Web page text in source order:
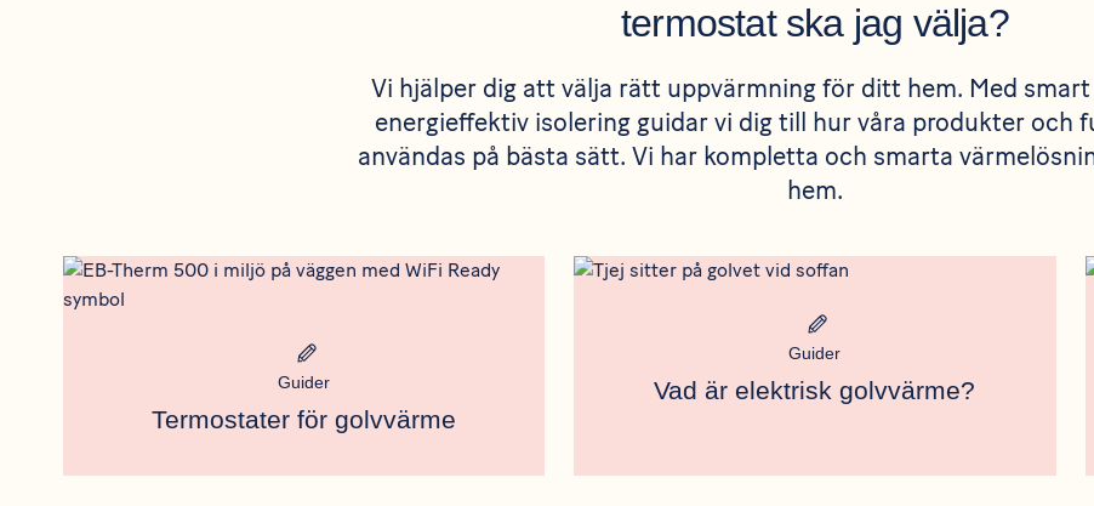
termostat ska jag välja?
Vi hjälper dig att välja rätt uppvärmning för ditt hem. Med
energieffektiv isolering guidar vi dig till hur våra produkter och
användas på bästa sätt. Vi har kompletta och smarta
hem.
Rådgivning
Meta bild
Guider
Termostater för golvvärme
Rådgivning
Meta bild
Guider
Vad är elektrisk golvvärme?